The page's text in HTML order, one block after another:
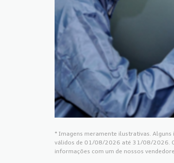
* Imagens meramente ilustrativas. Alguns
válidos de 01/08/2026 até 31/08/2026.
informações com um de nossos